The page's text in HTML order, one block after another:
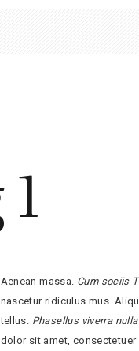
Aenean massa. Cum sociis
nascetur ridiculus mus.
tellus. Phasellus viverra
dolor sit amet,